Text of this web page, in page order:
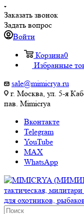
Заказать звонок
Задать вопрос
Войти
Корзина0
Избранные
sale@mimicrya.ru
г. Москва, ул. 5-я
пав. Mimicrya
Вконтакте
Telegram
YouTube
MAX
WhatsApp